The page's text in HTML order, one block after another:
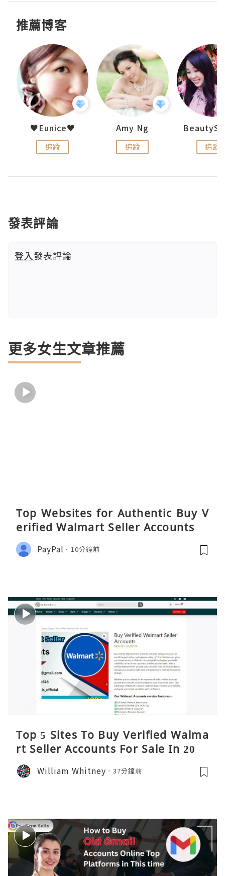
推薦博客
♥Eunice♥
追蹤
Amy Ng
追蹤 追蹤
發表評論
登入發表評論
更多女生文章推薦
Top Websites for Authentic Buy V
erified Walmart Seller Accounts
PayPal 10分鐘前
Top 5 Sites To Buy Verified Walma
rt Seller Accounts For Sale In 2026
William Whitney 37分鐘前